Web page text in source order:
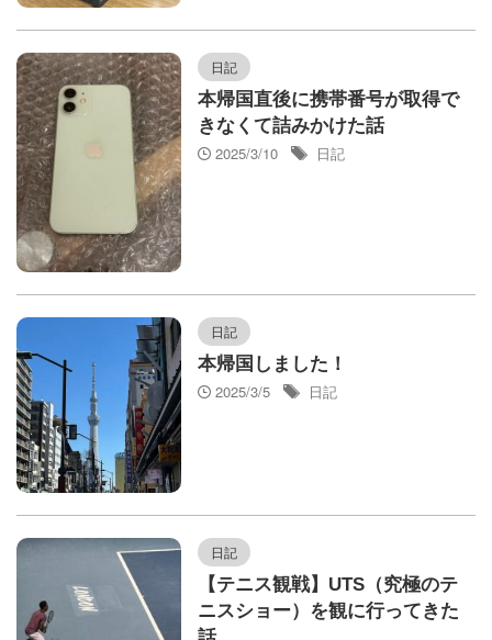
日記
本帰国直後に携帯番号が取得で
きなくて詰みかけた話
2025/3/10
日記
日記
本帰国しました！
2025/3/5
日記
日記
【テニス観戦】UTS（究極のテ
ニスショー）を観に行ってきた